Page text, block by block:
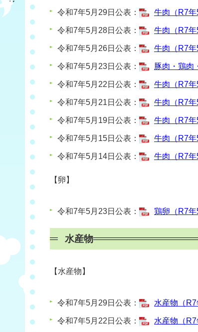
令和7年5月29日公表： 牛肉（R7
令和7年5月28日公表： 牛肉（R7
令和7年5月26日公表： 牛肉（R7
令和7年5月23日公表： 豚肉・鶏肉
令和7年5月22日公表： 牛肉（R7
令和7年5月21日公表： 牛肉（R7
令和7年5月19日公表： 牛肉（R7
令和7年5月15日公表： 牛肉（R7
令和7年5月14日公表： 牛肉（R7
【卵】
令和7年5月23日公表： 鶏卵（R7
水産物
【水産物】
令和7年5月29日公表： 水産物（
令和7年5月22日公表： 水産物（